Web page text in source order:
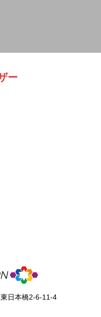
ー
日本橋2-6-11-4